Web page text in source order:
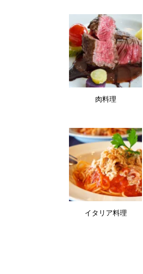
肉料理
イタリア料理